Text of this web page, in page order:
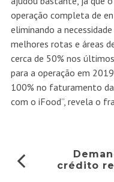
operação completa de
eliminando a
melhores rotas e áreas
cerca de 50% nos
para a operação em
100% no faturamento
com o iFood”, revela o
crédito